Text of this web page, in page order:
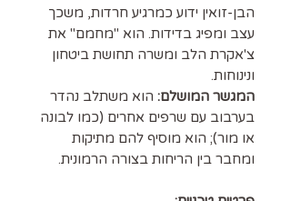
הבן-זואין ידוע כמרגיע חרדות, משכך
עצב ומפיג בדידות. הוא "מחמם" את
צ'אקרת הלב ומשרה תחושת ביטחון
ונינוחות.
המגשר המושלם: הוא משתלב נהדר
בערבוב עם שרפים אחרים (כמו לבונה
או מור); הוא מוסיף להם מתיקות
ומחבר בין הריחות בצורה הרמונית.